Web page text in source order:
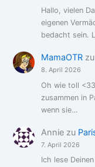
Hallo, vielen
eigenen
bedacht sein.
MamaOTRzu
8. April 2026
Oh wie toll
zusammen in
wenn sie…
Anniezu
7. April 2026
Ich lese